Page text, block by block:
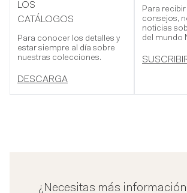
LOS
CATÁLOGOS
Para conocer los detalles y
estar siempre al día sobre
nuestras colecciones.
DESCARGA
Para
consejos,
noticias
del mundo
¿Necesitas más